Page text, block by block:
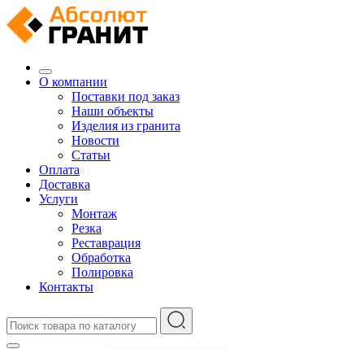
О компании
Поставки под заказ
Наши объекты
Изделия из гранита
Новости
Статьи
Оплата
Доставка
Услуги
Монтаж
Резка
Реставрация
Обработка
Полировка
Контакты